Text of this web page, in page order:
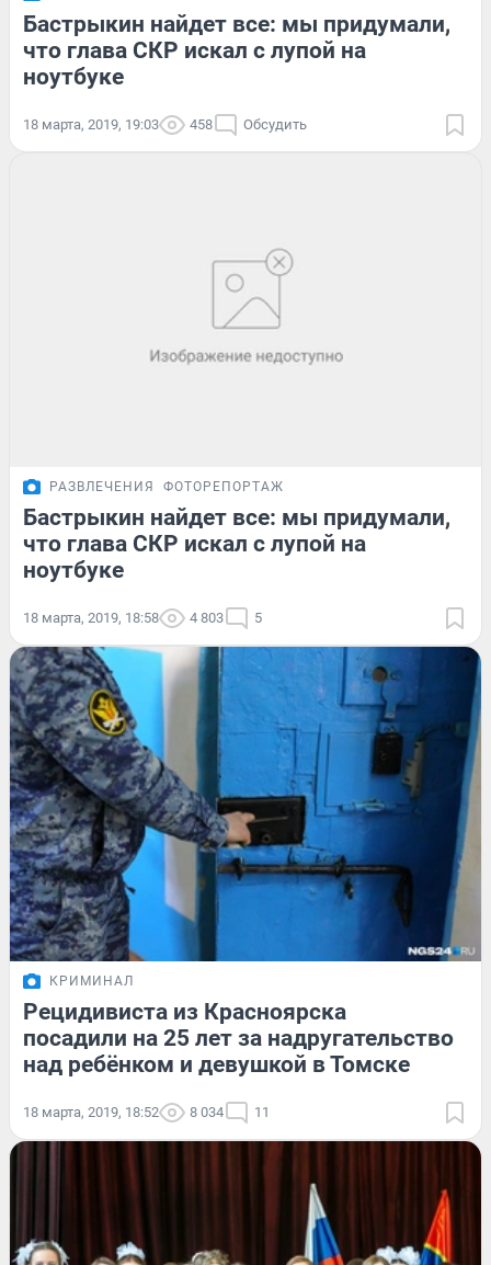
Бастрыкин найдет все: мы придумали,
что глава СКР искал с лупой на
ноутбуке
18 марта, 2019, 19:03 458 Обсудить
РАЗВЛЕЧЕНИЯ ФОТОРЕПОРТАЖ
Бастрыкин найдет все: мы придумали,
что глава СКР искал с лупой на
ноутбуке
18 марта, 2019, 18:58 4 803 5
КРИМИНАЛ
Рецидивиста из Красноярска
посадили на 25 лет за надругательство
над ребёнком и девушкой в Томске
18 марта, 2019, 18:52 8 034 11